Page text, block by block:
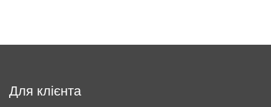
Для клієнта